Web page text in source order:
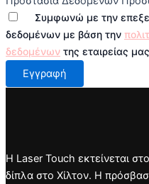
Συμφωνώ με την
δεδομένων με βάση την
δεδομένων της εταιρείας
Εγγραφή
Η Laser Touch εκτείνεται
δίπλα στο Χίλτον. Η